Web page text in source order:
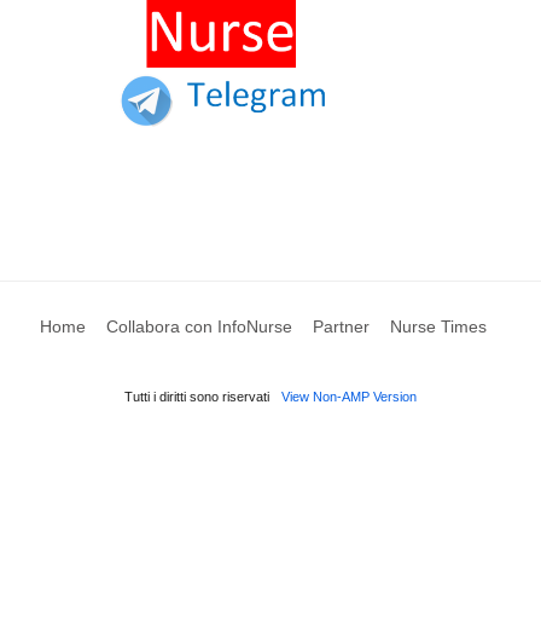
Home Collabora con InfoNurse Partner Nurse Times
Tutti i diritti sono riservati View Non-AMP Version